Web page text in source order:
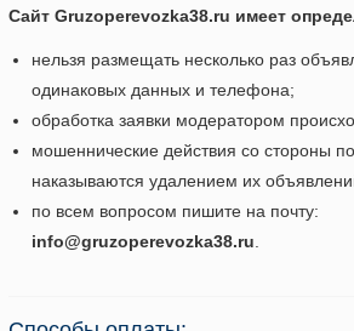
Сайт Gruzoperevozka38.ru имеет
нельзя размещать несколько раз
одинаковых данных и телефона;
обработка заявки модератором
мошеннические действия со стороны
наказываются удалением их
по всем вопросом пишите на почту:
info@gruzoperevozka38.ru.